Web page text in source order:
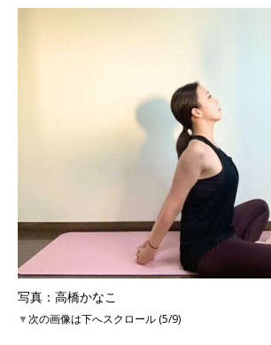
写真：高橋かなこ
▼次の画像は下へスクロール (5/9)